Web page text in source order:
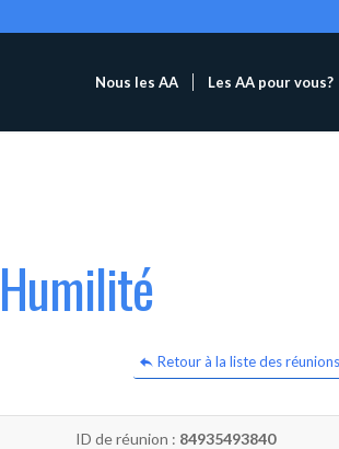
Nous les AA Les AA pour vous?
Retour à la liste des
ID de réunion : 84935493840